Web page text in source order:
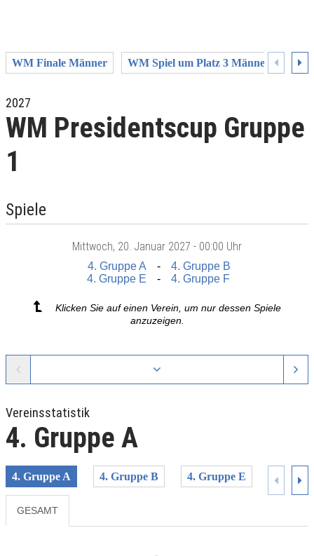
WM Finale Männer WM Spiel um Platz 3 Männer
2027
WM Presidentscup Gruppe
1
Spiele
Mittwoch, 20. Januar 2027 - 00:00 Uhr
4. Gruppe A
4. Gruppe B
4. Gruppe E
4. Gruppe F
Klicken Sie auf einen Verein, um nur dessen Spiele
anzuzeigen.
Vereinsstatistik
4. Gruppe A
4. Gruppe A 4. Gruppe B 4. Gruppe E 4.
GESAMT